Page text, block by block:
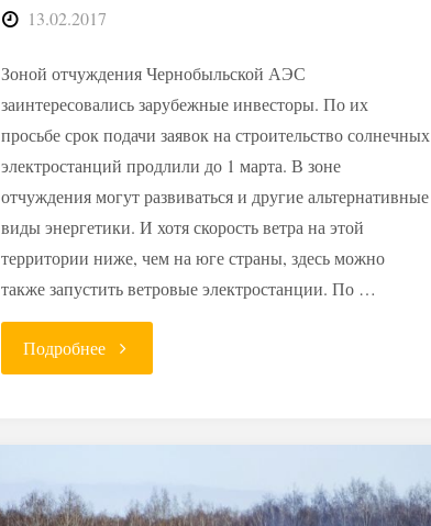
13.02.2017
Зоной отчуждения Чернобыльской АЭС
заинтересовались зарубежные инвесторы. По их
просьбе срок подачи заявок на строительство солнечных
электростанций продлили до 1 марта. В зоне
отчуждения могут развиваться и другие альтернативные
виды энергетики. И хотя скорость ветра на этой
территории ниже, чем на юге страны, здесь можно
также запустить ветровые электростанции. По …
Подробнее"Украине
работе
с